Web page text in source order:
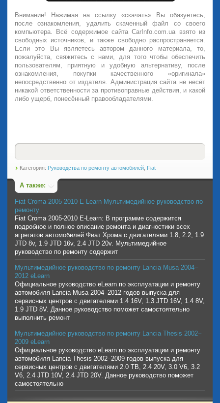
Внимание! Нажимая на ссылку «скачать» Вы обязуетесь,
после ознакомления, удалить скаченный файл со своего
компьютера. Всё содержимое сайта CarInfo.com.ua взято из
свободных источников, и также свободно распространяется.
Если это Вы являетесь автором данного материала, то,
пожалуйста, свяжитесь с нами, для того чтобы обеспечить
пользователям, приятную и удобную альтернативу, после
ознакомления, покупки качественного «оригинала»
непосредственно от издателя. Администрация сайта не несёт
никакой ответственности за противоправные действия, и какой
либо ущерб, понесённый правообладателями.
Категория: Руководства по ремонту автомобилей Fiat
А также:
Fiat Croma 2005-2010 E-Learn Мультимедийное руководство по
ремонту
Fiat Croma 2005-2010 E-Learn: В программе содержится
подробное и полное описание ремонта и диагностики всех
агрегатов автомобилей Фиат Хрома с двигателями 1.8, 2.2, 1.9
JTD 8v, 1.9 JTD 16v, 2.4 JTD 20v. Мультимедийное
руководство по ремонту содержит
Мультимедийное руководство по ремонту Lancia Musa 2004–
2012 eLearn
Официальное руководство eLearn по эксплуатации и ремонту
автомобиля Lancia Musa 2004–2012 годов выпуска для
сервисных центров с двигателями 1.4 16V, 1.3 JTD 16V, 1.4 8V,
1.9 JTD 8V. Данное руководство поможет самостоятельно
выполнить ремонт
Мультимедийное руководство по ремонту Lancia Thesis 2002–
2009 eLearn
Официальное руководство eLearn по эксплуатации и ремонту
автомобиля Lancia Thesis 2002–2009 годов выпуска для
сервисных центров с двигателями 2.0 TB, 2.4 20V, 3.0 V6, 3.2
V6, 2.4 JTD 10V, 2.4 JTD 20V. Данное руководство поможет
самостоятельно